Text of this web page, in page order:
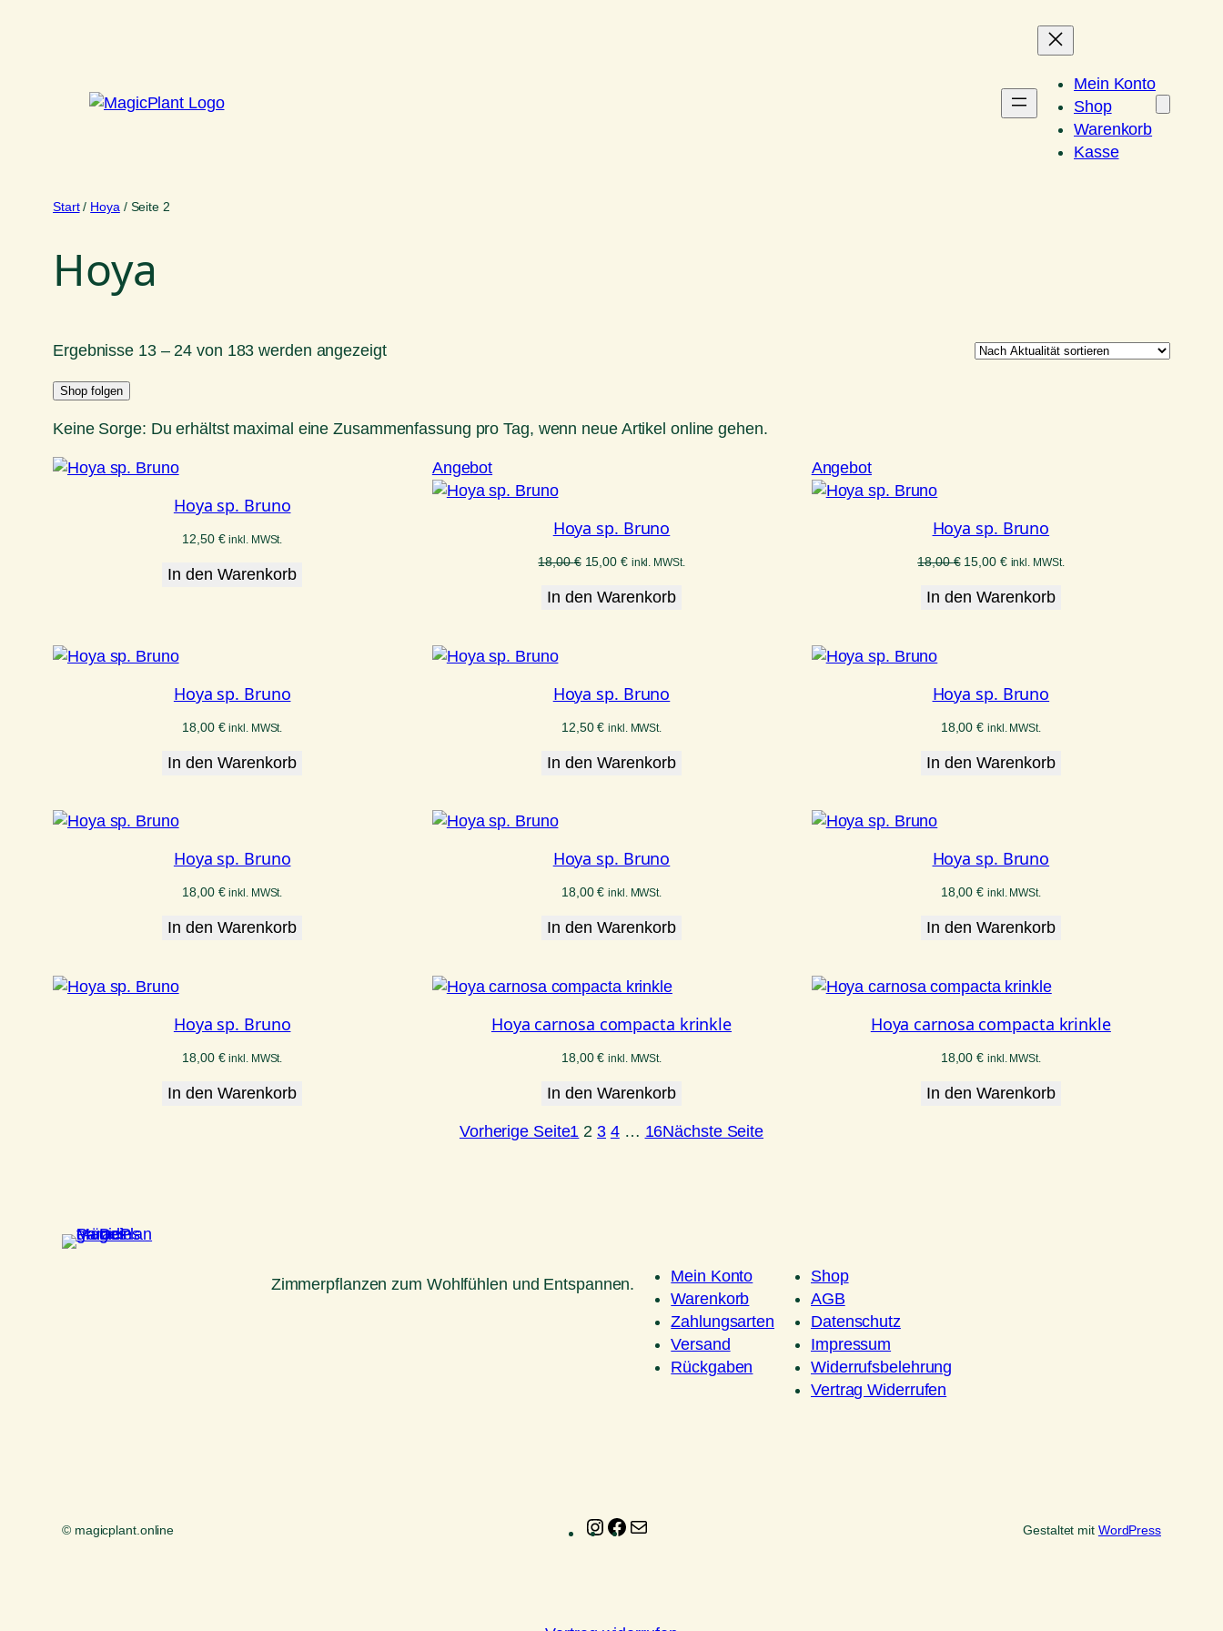
Mein Konto
Shop
Warenkorb
Kasse
Start/ Hoya / Seite 2
Hoya
Ergebnisse 13 – 24 von 183 werden angezeigtNach
Shop folgen
Keine Sorge: Du erhältst maximal eine Zusammenfassung pro Tag, wenn neue Artikel online gehen.
Hoya sp. Bruno
12,50 € inkl. MWSt.
In den Warenkorb
AngebotProdukt
im
Hoya sp. Bruno
18,00€ Ursprünglicher
war:
15,00 €Aktueller
ist:
inkl. MWSt.
In den Warenkorb
AngebotProdukt
im
Hoya sp. Bruno
18,00€ Ursprünglicher
war:
15,00 €Aktueller
ist:
inkl. MWSt.
In den Warenkorb
Hoya sp. Bruno
18,00 € inkl. MWSt.
In den Warenkorb
Hoya sp. Bruno
12,50€ inkl. MWSt.
In den Warenkorb
Hoya sp. Bruno
18,00€ inkl. MWSt.
In den Warenkorb
Hoya sp. Bruno
18,00 € inkl. MWSt.
In den Warenkorb
Hoya sp. Bruno
18,00€ inkl. MWSt.
In den Warenkorb
Hoya sp. Bruno
18,00€ inkl. MWSt.
In den Warenkorb
Hoya sp. Bruno
18,00 € inkl. MWSt.
In den Warenkorb
Hoya carnosa compacta krinkle
18,00€ inkl. MWSt.
In den Warenkorb
Hoya carnosa compacta krinkle
18,00€ inkl. MWSt.
In den Warenkorb
Vorherige Seite1 2 3 4 … 16Nächste Seite
Zimmerpflanzen zum Wohlfühlen und Entspannen.
Mein Konto
Warenkorb
Zahlungsarten
Versand
Rückgaben
Shop
AGB
Datenschutz
Impressum
Widerrufsbelehrung
Vertrag Widerrufen
© magicplant.online Instagram
Facebook Gestaltet mit WordPress